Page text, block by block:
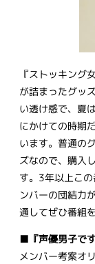
『ストッキン
が詰まったグッ
い透け感で、夏
にかけての時期
います。普通の
ズなので、購入
す。3年以上こ
ンバーの団結力
通してぜひ番組
■『声優男子で
メンバー考案オ